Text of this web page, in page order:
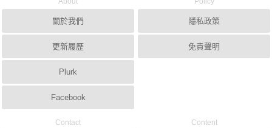
關於我們
更新履歷
Plurk
Facebook
隱私政策
免責聲明
Contact Content